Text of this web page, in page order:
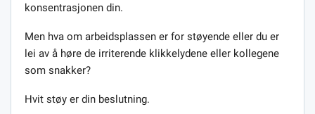
konsentrasjonen din.
Men hva om arbeidsplassen er for støyende eller du er
lei av å høre de irriterende klikkelydene eller kollegene
som snakker?
Hvit støy er din beslutning.